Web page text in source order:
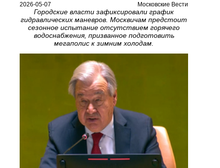
2026-05-07 Московские Вести
Городские власти зафиксировали график
гидравлических маневров. Москвичам предстоит
сезонное испытание отсутствием горячего
водоснабжения, призванное подготовить
мегаполис к зимним холодам.